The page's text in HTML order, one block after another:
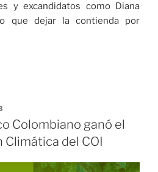
y excandidatos como Diana
que dejar la contienda por
Colombiano ganó el
Climática del COI